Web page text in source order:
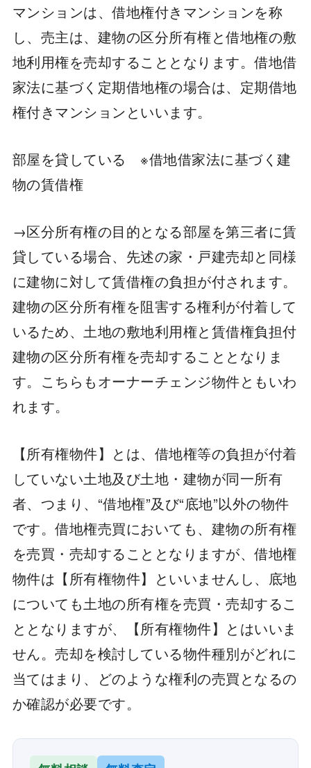
マンションは、借地権付きマンションを称
し、売主は、建物の区分所有権と借地権の敷
地利用権を売却することとなります。借地借
家法に基づく定期借地権の場合は、定期借地
権付きマンションといいます。
部屋を貸している ※借地借家法に基づく建
物の賃借権
→区分所有権の目的となる部屋を第三者に賃
貸している場合、先述の家・戸建売却と同様
に建物に対して賃借権の負担が付されます。
建物の区分所有権を阻害する権利が付着して
いるため、土地の敷地利用権と賃借権負担付
建物の区分所有権を売却することとなりま
す。こちらもオーナーチェンジ物件ともいわ
れます。
【所有権物件】とは、借地権等の負担が付着
していない土地及び土地・建物が同一所有
者、つまり、“借地権”及び“底地”以外の物件
です。借地権売買においても、建物の所有権
を売買・売却することとなりますが、借地権
物件は【所有権物件】といいませんし、底地
についても土地の所有権を売買・売却するこ
ととなりますが、【所有権物件】とはいいま
せん。売却を検討している物件種別がどれに
当てはまり、どのような権利の売買となるの
か確認が必要です。